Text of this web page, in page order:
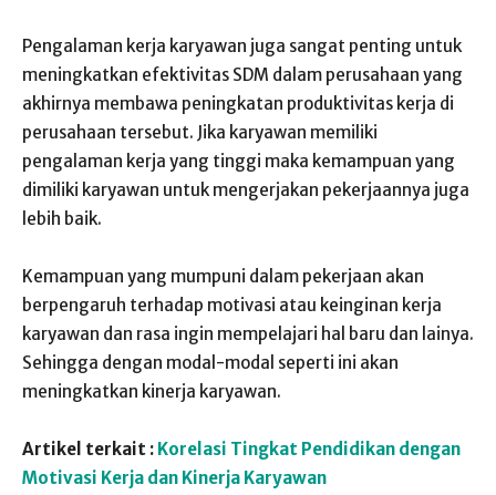
Pengalaman kerja karyawan juga sangat penting untuk
meningkatkan efektivitas SDM dalam perusahaan yang
akhirnya membawa peningkatan produktivitas kerja di
perusahaan tersebut. Jika karyawan memiliki
pengalaman kerja yang tinggi maka kemampuan yang
dimiliki karyawan untuk mengerjakan pekerjaannya juga
lebih baik.
Kemampuan yang mumpuni dalam pekerjaan akan
berpengaruh terhadap motivasi atau keinginan kerja
karyawan dan rasa ingin mempelajari hal baru dan lainya.
Sehingga dengan modal-modal seperti ini akan
meningkatkan kinerja karyawan.
Artikel terkait : Korelasi Tingkat Pendidikan dengan
Motivasi Kerja dan Kinerja Karyawan